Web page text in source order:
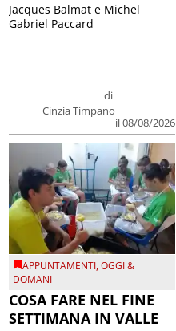
di
Cinzia Timpano
il 08/08/2026
Jacques Balmat e Michel
Gabriel Paccard
APPUNTAMENTI,OGGI &
DOMANI
COSA FARE NEL FINE
SETTIMANA IN VALLE